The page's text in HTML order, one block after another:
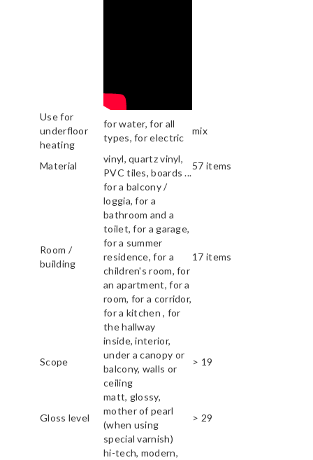
Use for
underfloor
heating
for water, for all
types, for electric
mix
Material
vinyl, quartz vinyl,
PVC tiles, boards ...
57 items
Room /
building
for a balcony /
loggia, for a
bathroom and a
toilet, for a garage,
for a summer
residence, for a
children's room, for
an apartment, for a
room, for a corridor,
for a kitchen , for
the hallway
17 items
Scope
inside, interior,
under a canopy or
balcony, walls or
ceiling
> 19
Gloss level
matt, glossy,
mother of pearl
(when using
special varnish)
> 29
hi-tech, modern,